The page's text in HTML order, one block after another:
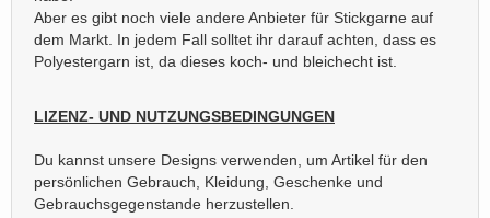
Aber es gibt noch viele andere Anbieter für Stickgarne auf
dem Markt. In jedem Fall solltet ihr darauf achten, dass es
Polyestergarn ist, da dieses koch- und bleichecht ist.
LIZENZ- UND NUTZUNGSBEDINGUNGEN
Du kannst unsere Designs verwenden, um Artikel für den
persönlichen Gebrauch, Kleidung, Geschenke und
Gebrauchsgegenstande herzustellen.